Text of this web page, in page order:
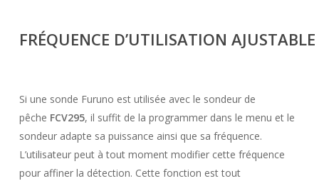
FRÉQUENCE D’UTILISATION AJUSTABLE
Si une sonde Furuno est utilisée avec le sondeur de
pêche FCV295, il suffit de la programmer dans le menu et le
sondeur adapte sa puissance ainsi que sa fréquence.
L’utilisateur peut à tout moment modifier cette fréquence
pour affiner la détection. Cette fonction est tout